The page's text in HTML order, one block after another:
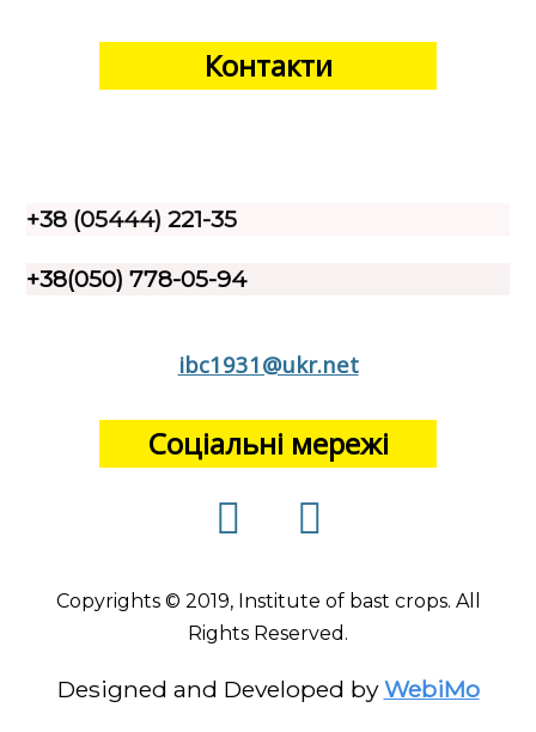
Контакти
+38 (05444) 221-35
+38(050) 778-05-94
ibc1931@ukr.net
Соціальні мережі
Copyrights © 2019, Institute of bast crops. All
Rights Reserved.
Designed and Developed by WebiMo